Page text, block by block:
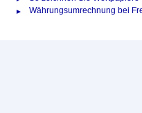
Währungsumrechnung bei